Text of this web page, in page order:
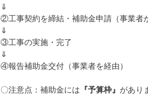
⇓
②工事契約を締結・補助金申請（事業者
⇓
③工事の実施・完了
⇓
④報告補助金交付（事業者を経由）
〇注意点：補助金には 『予算枠』 があり